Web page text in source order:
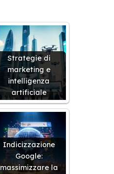
Strategie di
marketing e
intelligenza
artificiale
Indicizzazione
Google:
massimizzare la